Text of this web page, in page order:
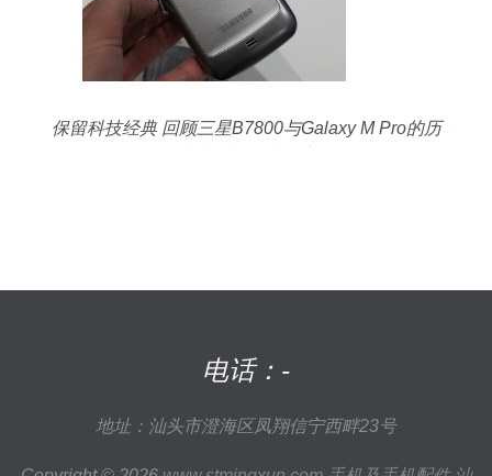
保留科技经典 回顾三星B7800与Galaxy M Pro的历
电话：-
地址：汕头市澄海区凤翔信宁西畔23号